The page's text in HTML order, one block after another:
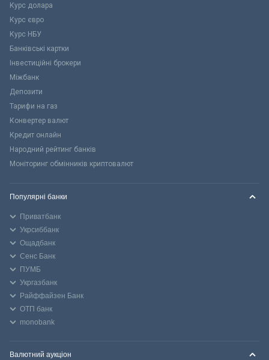
Курс долара
Курс євро
Курс НБУ
Банківські картки
Інвестиційні брокери
Міжбанк
Депозити
Тарифи на газ
Конвертер валют
Кредит онлайн
Народний рейтинг банків
Моніторинг обмінників криптовалют
Популярні банки
Приватбанк
Укрсиббанк
Ощадбанк
Сенс Банк
ПУМБ
Укргазбанк
Райффайзен Банк
ОТП банк
monobank
Валютний аукціон